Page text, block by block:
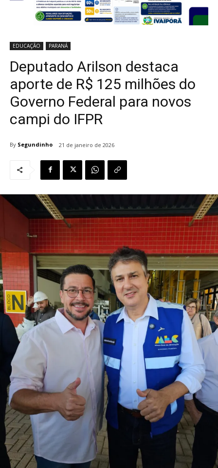
EDUCAÇÃO PARANÁ
Deputado Arilson destaca
aporte de R$ 125 milhões do
Governo Federal para novos
campi do IFPR
By Segundinho 21 de janeiro de 2026